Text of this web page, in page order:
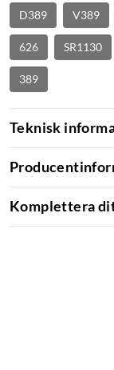
D389 V389
626 SR1130
389
Teknisk
Komplettera